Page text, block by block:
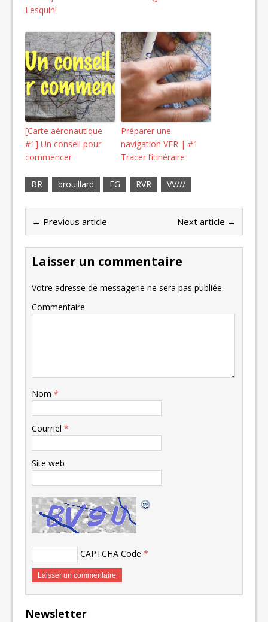
Lesquin!
[Carte aéronautique
#1] Un conseil pour
commencer
Préparer une
navigation VFR | #1
Tracer l’itinéraire
BR brouillard FG RVR VV///
← Previous article Next article →
Laisser un commentaire
Votre adresse de messagerie ne sera pas publiée.
Commentaire
Nom*
Courriel*
Site web
CAPTCHA Code *
Newsletter